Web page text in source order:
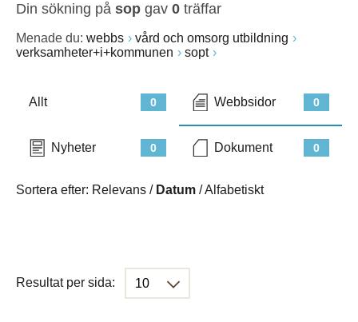
Din sökning på sop gav 0 träffar
Menade du: webbs
vård och omsorg utbildning
verksamheter+i+kommunen
sopt
0
Allt 0
Webbsidor
0
Nyheter 0
Dokument
Sortera efter: Relevans / Datum /Alfabetiskt
Resultat per sida: